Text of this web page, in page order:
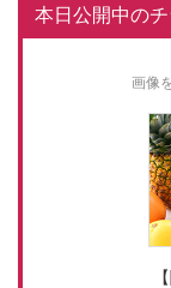
本日公開中の
画像